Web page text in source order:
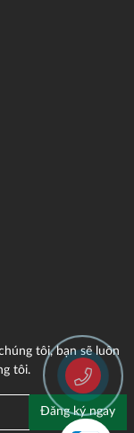
tôi, bạn sẽ luôn
tôi.